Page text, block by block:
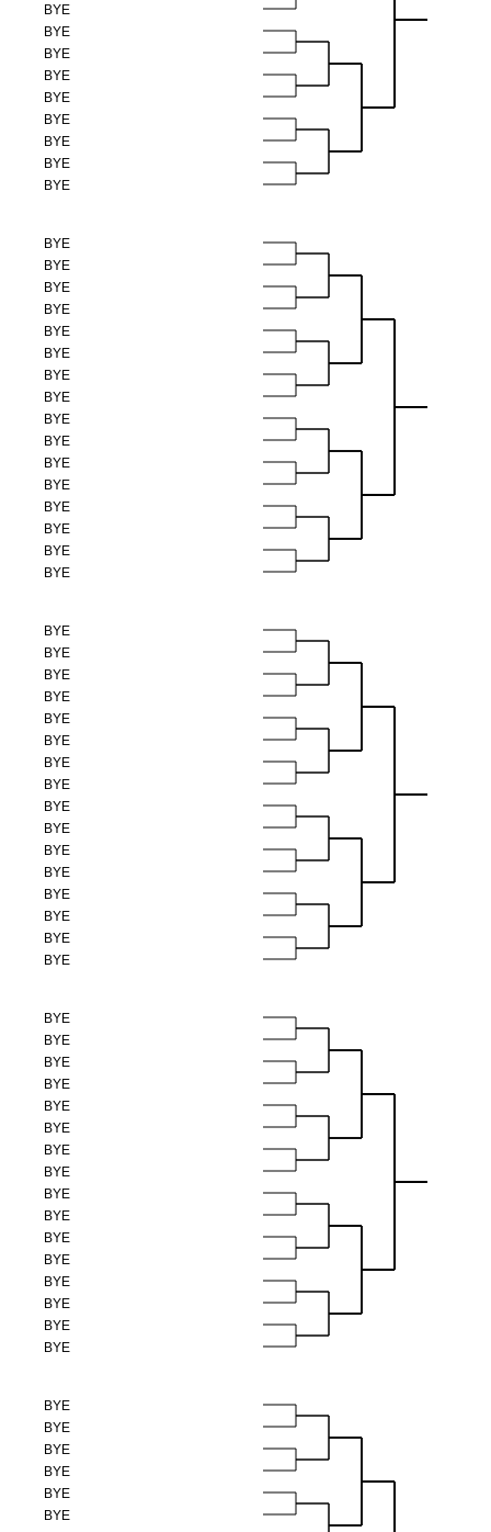
BYE
BYE
BYE
BYE
BYE
BYE
BYE
BYE
BYE
BYE
BYE
BYE
BYE
BYE
BYE
BYE
BYE
BYE
BYE
BYE
BYE
BYE
BYE
BYE
BYE
BYE
BYE
BYE
BYE
BYE
BYE
BYE
BYE
BYE
BYE
BYE
BYE
BYE
BYE
BYE
BYE
BYE
BYE
BYE
BYE
BYE
BYE
BYE
BYE
BYE
BYE
BYE
BYE
BYE
BYE
BYE
BYE
BYE
BYE
BYE
BYE
BYE
BYE